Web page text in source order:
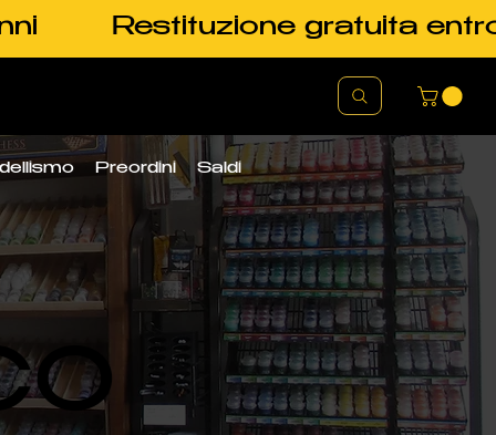
Restituzione gratuita
Preordini Saldi